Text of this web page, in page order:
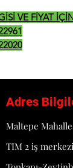
VE FİYAT
Adres
Maltepe
TIM 2 iş merkezi